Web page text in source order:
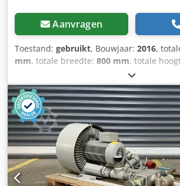
Aanvragen
Toestand: gebruikt, Bouwjaar: 2016,
mm, totale breedte: 800 mm, totale
Ledig gewicht: 150 kg - Bouwjaar: 2016 -
aanwezig: Nee - CE markering aanwezig:
aanwezig: Nee - Serienummer: C34567 -
Transportafmetingen: 1200mm x 800mm
h) - Transportgewicht [kg]: 150kg -
Financiële informatie BTW: De getoonde
BTW BTW/marge: BTW verrekenbaar
Levering en inruil altijd mogelijk van
sectoren Peter Stroomberg Codpfewgxh